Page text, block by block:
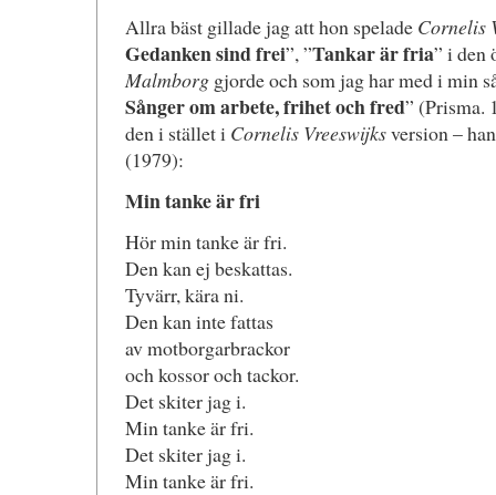
Allra bäst gillade jag att hon spelade Cornelis
Gedanken sind frei”, ”Tankar är fria” i den
Malmborggjorde och som jag har med i min
Sånger om arbete, frihet och fred” (Prisma.
den i stället i Cornelis Vreeswijksversion –
(1979):
Min tanke är fri
Hör min tanke är fri.
Den kan ej beskattas.
Tyvärr, kära ni.
Den kan inte fattas
av motborgarbrackor
och kossor och tackor.
Det skiter jag i.
Min tanke är fri.
Det skiter jag i.
Min tanke är fri.